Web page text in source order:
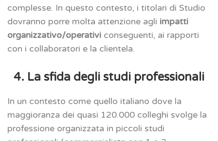
complesse. In questo contesto, i titolari di Studio
dovranno porre molta attenzione agli impatti
organizzativo/operativi conseguenti, ai rapporti
con i collaboratori e la clientela.
4. La sfida degli studi professionali
In un contesto come quello italiano dove la
maggioranza dei quasi 120.000 colleghi svolge la
professione organizzata in piccoli studi